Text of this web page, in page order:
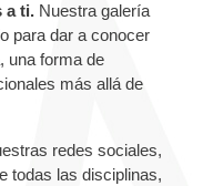
a ti. Nuestra galería
para dar a conocer
una forma de
más allá de
redes sociales,
todas las disciplinas,